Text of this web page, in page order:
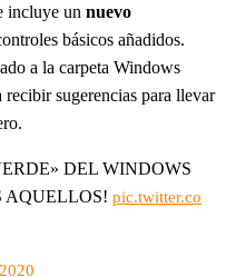
incluye un nuevo
básicos añadidos.
a la carpeta Windows
sugerencias para llevar
DEL WINDOWS
AQUELLOS! pic.twitter.co